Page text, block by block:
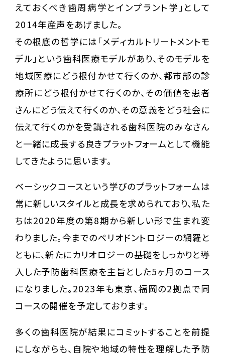
えておくべき歯周病学とインプラント学」として
2014年産声をあげました。
その根底の哲学には「メディカルトリートメントモ
デル」という歯科医療モデルがあり、そのモデルを
地域医療にどう根付かせて行くのか、都市部の診
療所にどう根付かせて行くのか、その価値を患者
さんにどう伝えて行くのか、その意義をどう社会に
伝えて行くのかを受講される歯科医院のみなさん
と一緒に成長する良きプラットフォームとして機能
してきたように思います。
ベーシックコースという学びのプラットフォームは
常に新しいスタイルと成長を求められており、私た
ちは2020年度の第8期から新しい形で生まれ変
わりました。今までのペリオドントロジーの網羅と
ともに、新たにカリオロジーの基礎をしっかりと導
入した予防歯科医療を主旨とした5ヶ月のコース
になりました。2023年も東京、福岡の2拠点で同
コースの開催を予定しております。
多くの歯科医院が結果にコミットすることを前提
にしながらも、自院や地域の特性を理解した予防